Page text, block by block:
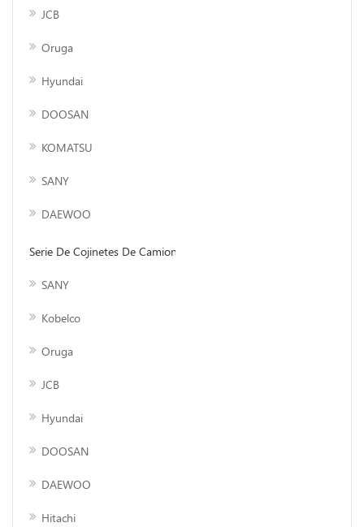
JCB
Oruga
Hyundai
DOOSAN
KOMATSU
SANY
DAEWOO
Serie De Cojinetes De Camiones Volquete
SANY
Kobelco
Oruga
JCB
Hyundai
DOOSAN
DAEWOO
Hitachi